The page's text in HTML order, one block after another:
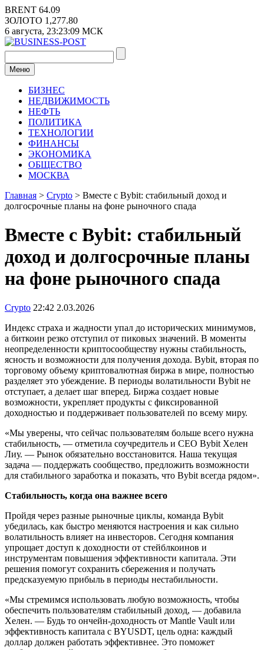
Перейти
к
содержимому
BRENT 64.09
ЗОЛОТО 1,277.80
6 августа, 23:23:10 МСК
Меню
БИЗНЕС
НЕДВИЖИМОСТЬ
НЕФТЬ
ПОЛИТИКА
ТЕХНОЛОГИИ
ФИНАНСЫ
ЭКОНОМИКА
ОБЩЕСТВО
МОСКВА
Главная > Crypto > Вместе с Bybit: стабильный доход и
долгосрочные планы на фоне рыночного спада
Вместе с Bybit: стабильный
доход и долгосрочные планы
на фоне рыночного спада
Crypto 22:42 2.03.2026
Индекс страха и жадности упал до исторических минимумов,
а биткоин резко отступил от пиковых значений. В моменты
неопределенности криптосообществу нужны стабильность,
ясность и возможности для получения дохода. Bybit, вторая по
торговому объему криптовалютная биржа в мире, полностью
разделяет это убеждение. В периоды волатильности Bybit не
отступает, а делает шаг вперед. Биржа создает новые
возможности, укрепляет продукты с фиксированной
доходностью и поддерживает пользователей по всему миру.
«Мы уверены, что сейчас пользователям больше всего нужна
стабильность, — отметила соучредитель и CEO Bybit Хелен
Лиу. — Рынок обязательно восстановится. Наша текущая
задача — поддержать сообщество, предложить возможности
для стабильного заработка и показать, что Bybit всегда рядом».
Стабильность, когда она важнее всего
Пройдя через разные рыночные циклы, команда Bybit
убедилась, как быстро меняются настроения и как сильно
волатильность влияет на инвесторов. Сегодня компания
упрощает доступ к доходности от стейблкоинов и
инструментам повышения эффективности капитала. Эти
решения помогут сохранить сбережения и получать
предсказуемую прибыль в периоды нестабильности.
«Мы стремимся использовать любую возможность, чтобы
обеспечить пользователям стабильный доход, — добавила
Хелен. — Будь то ончейн-доходность от Mantle Vault или
эффективность капитала с BYUSDT, цель одна: каждый
доллар должен работать эффективнее. Это поможет